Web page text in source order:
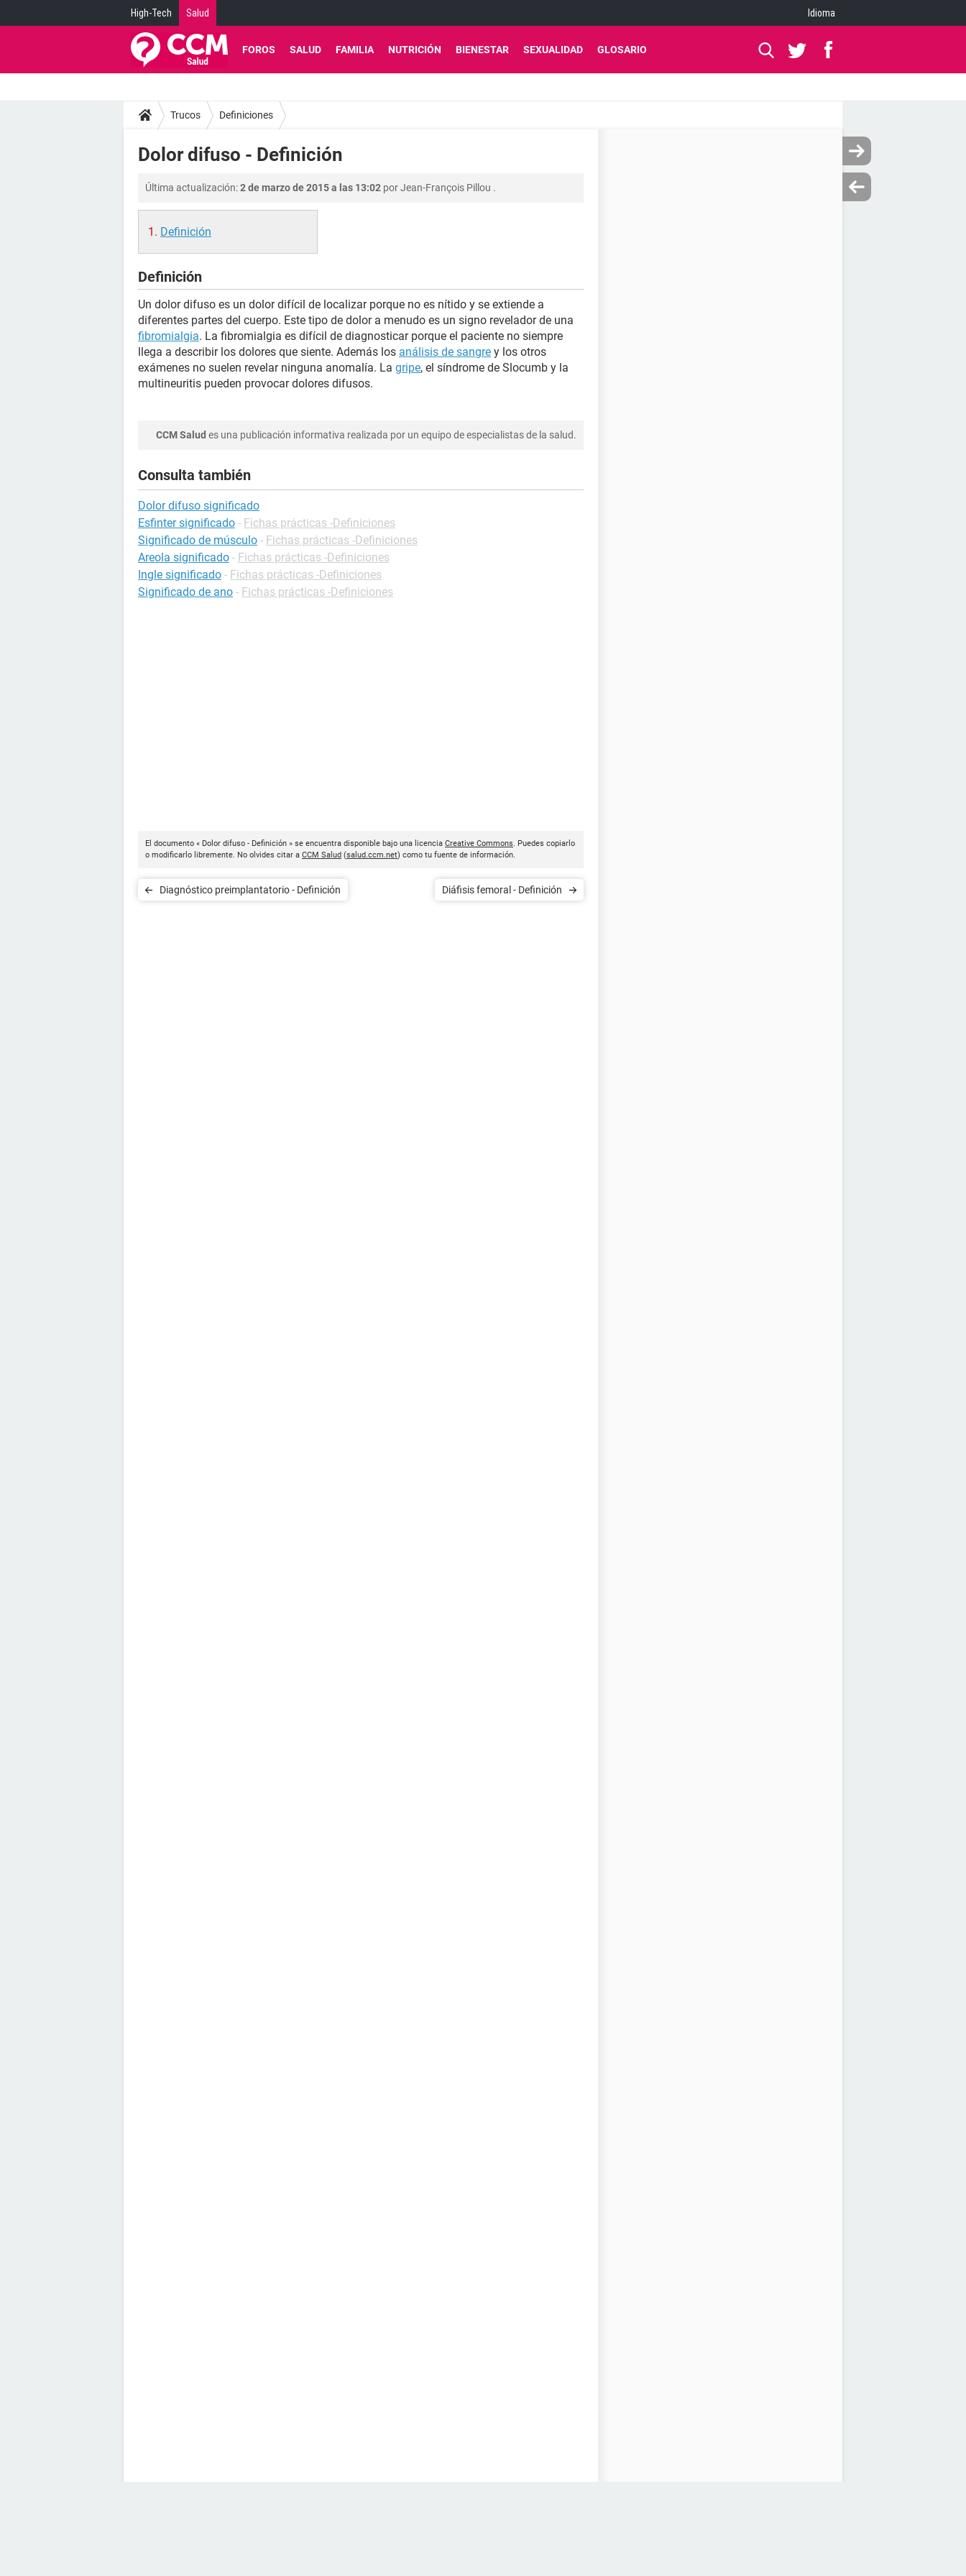
High-Tech Salud Idioma
FOROS SALUD FAMILIA NUTRICIÓN BIENESTAR SEXUALIDAD GLOSARIO
Trucos Definiciones
Dolor difuso - Definición
Última actualización:2 de marzo de 2015 a las 13:02 porJean-François Pillou .
Definición
Definición
Un dolor difuso es un dolor difícil de localizar porque no es nítido y se extiende a
diferentes partes del cuerpo. Este tipo de dolor a menudo es un signo revelador de una
fibromialgia. La fibromialgia es difícil de diagnosticar porque el paciente no siempre
llega a describir los dolores que siente. Además los análisis de sangre y los otros
exámenes no suelen revelar ninguna anomalía. La gripe, el síndrome de Slocumb y la
multineuritis pueden provocar dolores difusos.
CCM Salud es una publicación informativa realizada por un equipo de especialistas de la salud.
Consulta también
Dolor difuso significado
Esfinter significado - Fichas prácticas -Definiciones
Significado de músculo - Fichas prácticas -Definiciones
Areola significado - Fichas prácticas -Definiciones
Ingle significado - Fichas prácticas -Definiciones
Significado de ano - Fichas prácticas -Definiciones
El documento « Dolor difuso - Definición » se encuentra disponible bajo una licencia Creative Commons. Puedes copiarlo
o modificarlo libremente. No olvides citar a CCM Salud (salud.ccm.net) como tu fuente de información.
Diagnóstico preimplantatorio - Definición Diáfisis femoral - Definición